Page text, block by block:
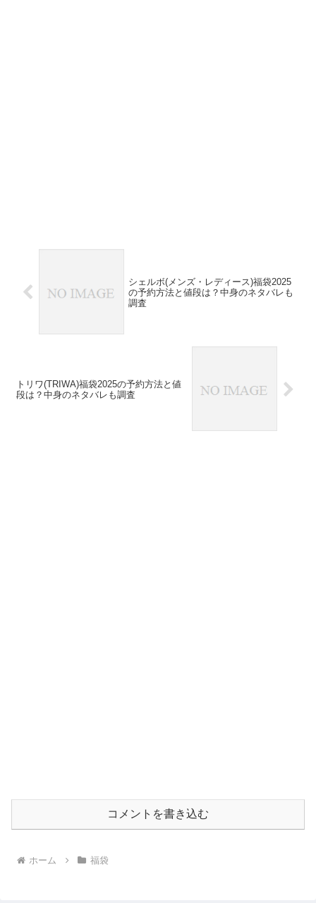
シェルボ(メンズ・レディース)福袋2025
の予約方法と値段は？中身のネタバレも
調査
トリワ(TRIWA)福袋2025の予約方法と値
段は？中身のネタバレも調査
コメントを書き込む
ホーム 福袋